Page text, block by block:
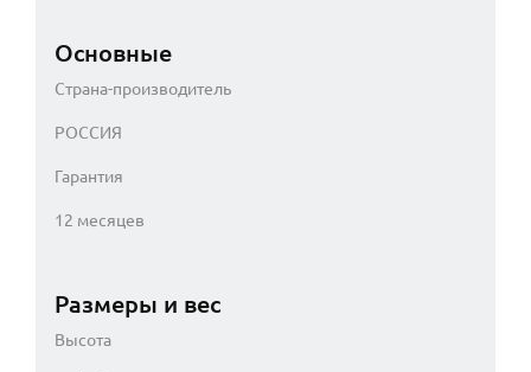
Основные
Страна-производитель
РОССИЯ
Гарантия
12 месяцев
Размеры и вес
Высота